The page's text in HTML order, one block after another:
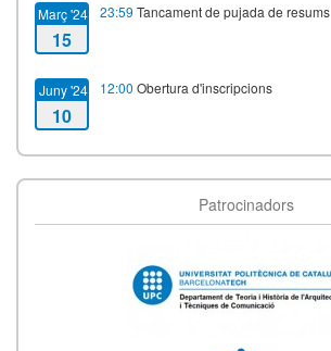
Març '24
15
23:59 Tancament de pujada de resums
Juny '24
10
12:00 Obertura d'inscripcions
Data de finalització
Patrocinadors